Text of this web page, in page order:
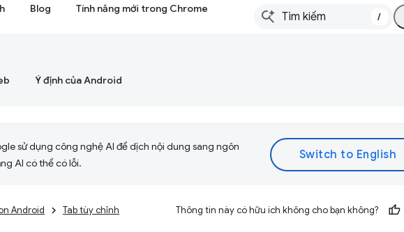
Blog Tính năng mới trong Chrome
/
Ý định của Android
sử dụng công nghệ AI để dịch nội dung sang ngôn
AI có thể có lỗi.
Android Tab tùy chỉnh Thông tin này có hữu ích không cho bạn không?